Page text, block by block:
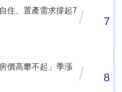
住、置產需求撐起7 / 7
價高攀不起」季漲
/ 8